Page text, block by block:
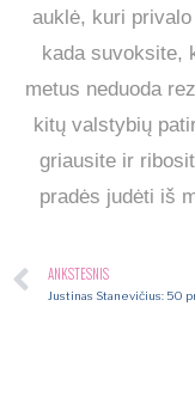
auklė, kuri
kada suvoksite,
metus neduoda
kitų valstybių
griausite ir
pradės judėti iš
ANKSTESNIS